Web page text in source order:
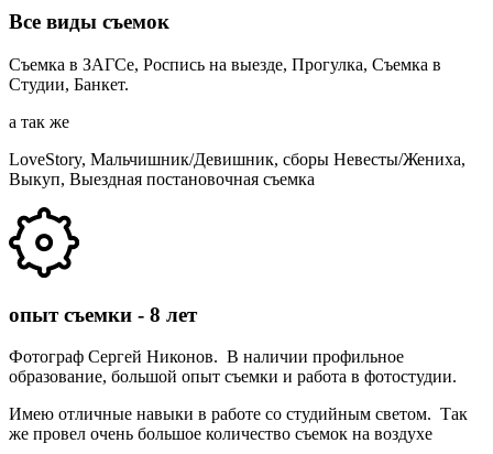
Все виды съемок
Съемка в ЗАГСе, Роспись на выезде, Прогулка, Съемка в
Студии, Банкет.
а так же
LoveStory, Мальчишник/Девишник, сборы Невесты/Жениха,
Выкуп, Выездная постановочная съемка
опыт съемки - 8 лет
Фотограф Сергей Никонов. В наличии профильное
образование, большой опыт съемки и работа в фотостудии.
Имею отличные навыки в работе со студийным светом. Так
же провел очень большое количество съемок на воздухе